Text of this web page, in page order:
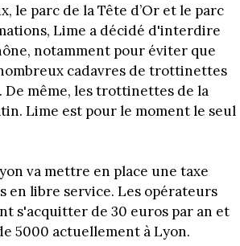
le parc de la Tête d’Or et le parc
Lime a décidé d'interdire
notamment pour éviter que
cadavres de trottinettes
De même, les trottinettes de la
Lime est pour le moment le seul
va mettre en place une taxe
en libre service. Les opérateurs
s'acquitter de 30 euros par an et
5000 actuellement à Lyon.